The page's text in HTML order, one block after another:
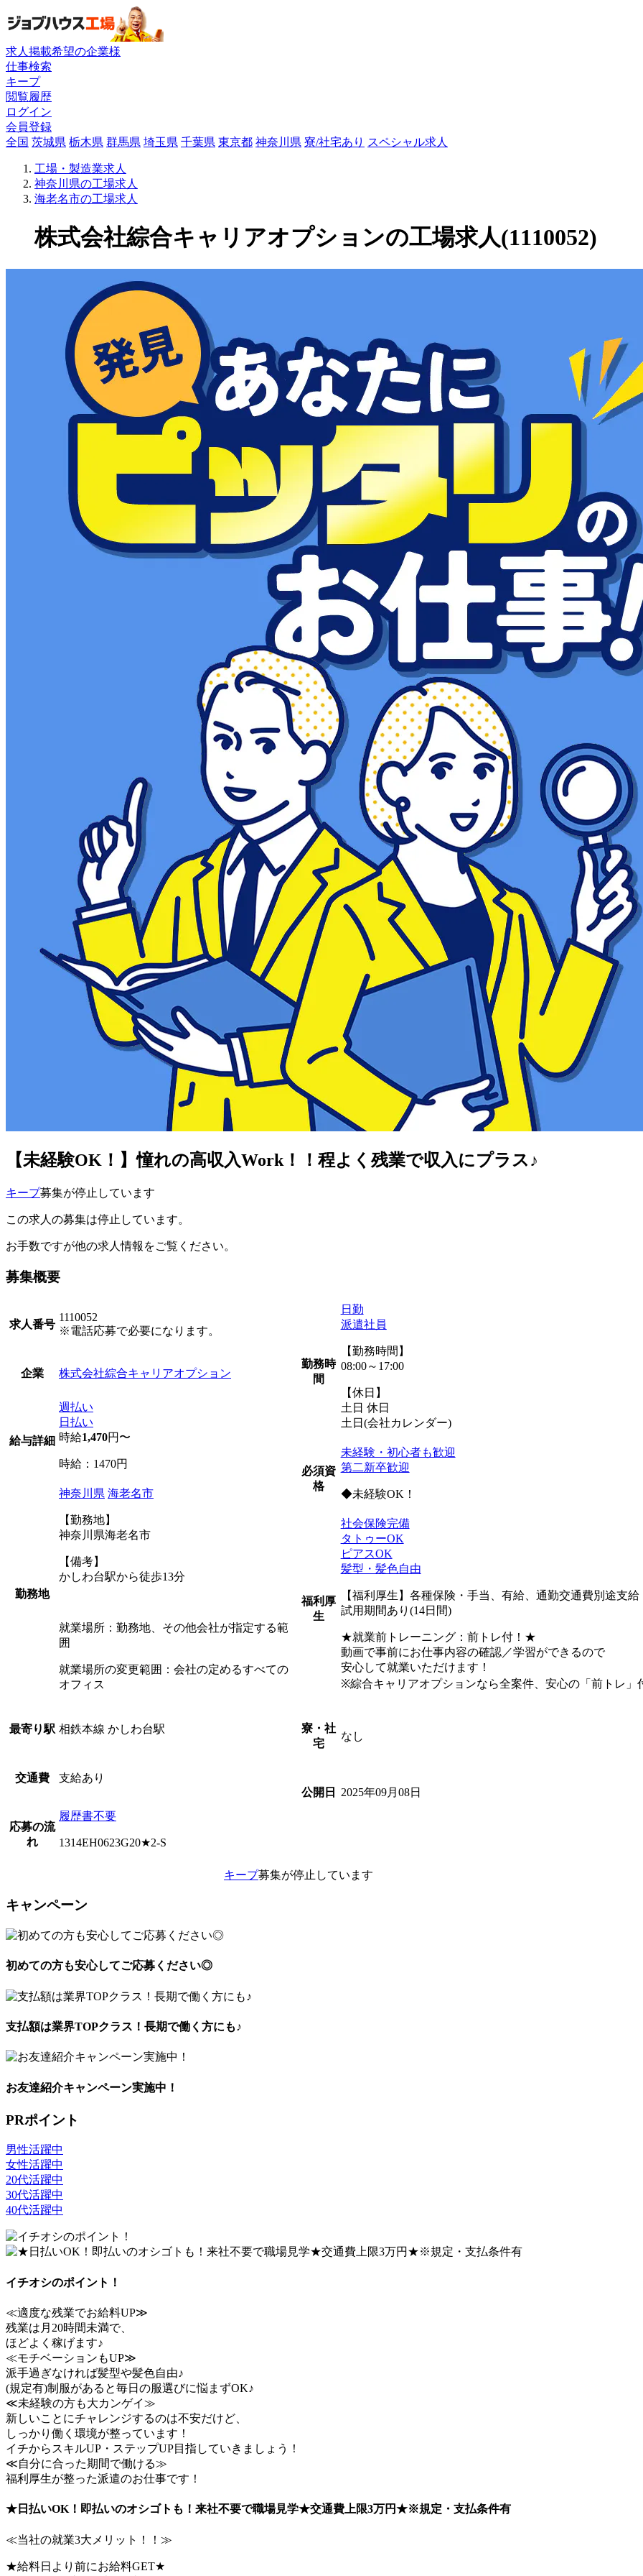
求人掲載希望の企業様
仕事検索
キープ
閲覧履歴
ログイン
会員登録
全国 茨城県 栃木県 群馬県 埼玉県 千葉県 東京都 神奈川県 寮/社宅あり スペシャル求人
工場・製造業求人
神奈川県の工場求人
海老名市の工場求人
株式会社綜合キャリアオプションの工場求人(1110052)
【未経験OK！】憧れの高収入Work！！程よく残業で収入にプラス♪
キープ募集が停止しています
この求人の募集は停止しています。
お手数ですが他の求人情報をご覧ください。
募集概要
求人番号
1110052
※電話応募で必要になります。
企業 株式会社綜合キャリアオプション
給与詳細
週払い
日払い
時給1,470円〜
時給：1470円
勤務地
神奈川県 海老名市
【勤務地】
神奈川県海老名市
【備考】
かしわ台駅から徒歩13分
就業場所：勤務地、その他会社が指定する範
囲
就業場所の変更範囲：会社の定めるすべての
オフィス
最寄り駅 相鉄本線 かしわ台駅
交通費 支給あり
応募の流
れ
履歴書不要
1314EH0623G20★2-S
勤務時
間
日勤
派遣社員
【勤務時間】
08:00～17:00
【休日】
土日 休日
土日(会社カレンダー)
必須資
格
未経験・初心者も歓迎
第二新卒歓迎
◆未経験OK！
福利厚
生
社会保険完備
タトゥーOK
ピアスOK
髪型・髪色自由
【福利厚生】各種保険・手当、有給、通勤交通費別途
試用期間あり(14日間)
★就業前トレーニング：前トレ付！★
動画で事前にお仕事内容の確認／学習ができるので
安心して就業いただけます！
※綜合キャリアオプションなら全案件、安心の「前トレ」
寮・社
宅
なし
公開日 2025年09月08日
キープ募集が停止しています
キャンペーン
初めての方も安心してご応募ください◎
支払額は業界TOPクラス！長期で働く方にも♪
お友達紹介キャンペーン実施中！
PRポイント
男性活躍中
女性活躍中
20代活躍中
30代活躍中
40代活躍中
イチオシのポイント！
≪適度な残業でお給料UP≫
残業は月20時間未満で、
ほどよく稼げます♪
≪モチベーションもUP≫
派手過ぎなければ髪型や髪色自由♪
(規定有)制服があると毎日の服選びに悩まずOK♪
≪未経験の方も大カンゲイ≫
新しいことにチャレンジするのは不安だけど、
しっかり働く環境が整っています！
イチからスキルUP・ステップUP目指していきましょう！
≪自分に合った期間で働ける≫
福利厚生が整った派遣のお仕事です！
★日払いOK！即払いのオシゴトも！来社不要で職場見学★交通費上限3万円★※規定・支払条件有
≪当社の就業3大メリット！！≫
★給料日より前にお給料GET★